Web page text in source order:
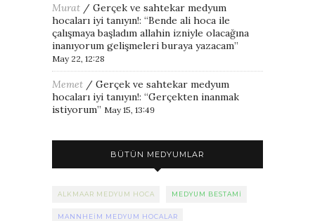
Murat / Gerçek ve sahtekar medyum
hocaları iyi tanıyın!: “Bende ali hoca ile
çalışmaya başladım allahin izniyle olacağına
inanıyorum gelişmeleri buraya yazacam”
May 22, 12:28
Memet / Gerçek ve sahtekar medyum
hocaları iyi tanıyın!: “Gerçekten inanmak
istiyorum” May 15, 13:49
BÜTÜN MEDYUMLAR
ALKMAAR MEDYUM HOCA MEDYUM BESTAMI
MANNHEIM MEDYUM HOCALAR